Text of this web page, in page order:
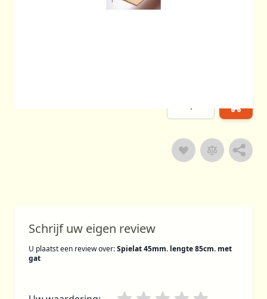
405085
Delen
Schrijf uw eigen review
U plaatst een review over:Spielat 45mm. lengte 85cm. met
gat